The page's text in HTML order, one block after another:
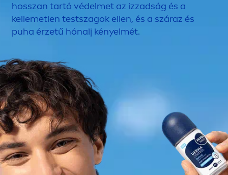
hosszan tartó védelmet az izzadság és a
kellemetlen testszagok ellen, és a száraz és
puha érzetű hónalj kényelmét.